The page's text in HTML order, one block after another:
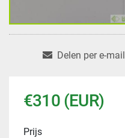
Delen per e-mail
€310 (EUR)
Prijs